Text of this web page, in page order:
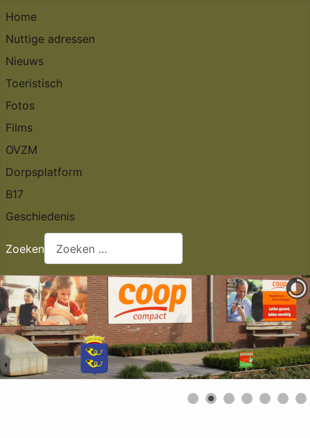
Home
Nuttige adressen
Nieuws
Toeristisch
Fotos
Films
OVZM
Dorpsplatform
B17
Geschiedenis
Zoeken